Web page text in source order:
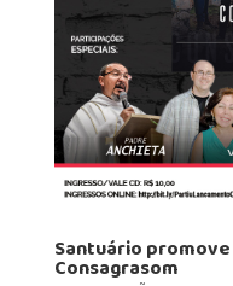
Santuário
Consagrasom